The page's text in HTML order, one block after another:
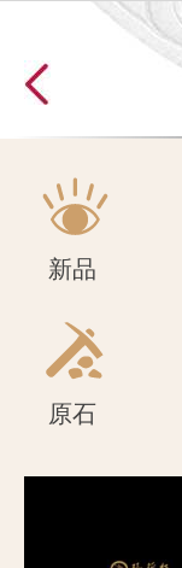
原石
新品
原石